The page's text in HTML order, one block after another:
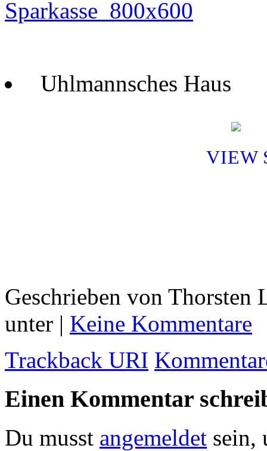
Uhlmannsches Haus
VIEW
Geschrieben von
unter | Keine Kommentare
Trackback URI
Einen Kommentar
Du musst angemeldet sein,